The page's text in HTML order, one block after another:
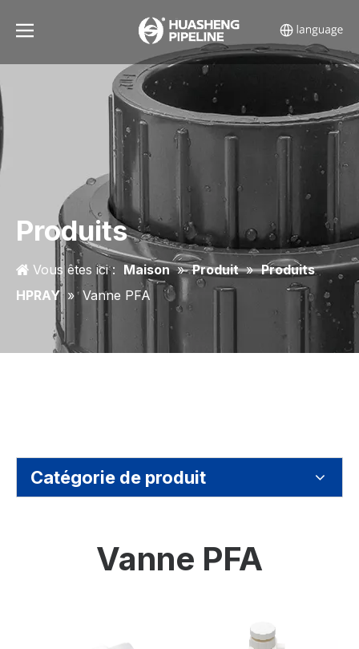
Produits
Vous êtes ici : Maison » Produit » Produits
HPRAY » Vanne PFA
Catégorie de produit
Vanne PFA